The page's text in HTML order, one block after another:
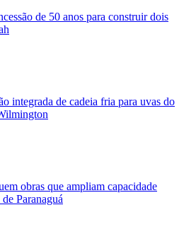
de 50 anos para construir dois
integrada de cadeia fria para uvas do
obras que ampliam capacidade
Paranaguá